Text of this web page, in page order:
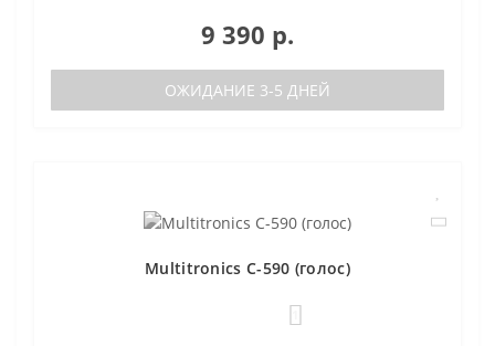
9 390 р.
ОЖИДАНИЕ 3-5 ДНЕЙ
Multitronics C-590 (голос)